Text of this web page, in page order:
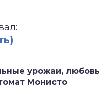
урожаи, любовь
Монисто